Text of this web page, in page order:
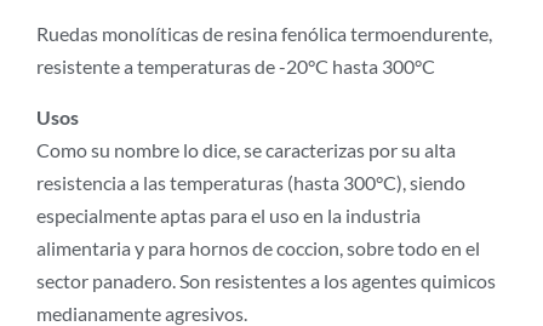
Ruedas monolíticas de resina fenólica termoendurente,
resistente a temperaturas de -20°C hasta 300°C
Usos
Como su nombre lo dice, se caracterizas por su alta
resistencia a las temperaturas (hasta 300°C), siendo
especialmente aptas para el uso en la industria
alimentaria y para hornos de coccion, sobre todo en el
sector panadero. Son resistentes a los agentes quimicos
medianamente agresivos.